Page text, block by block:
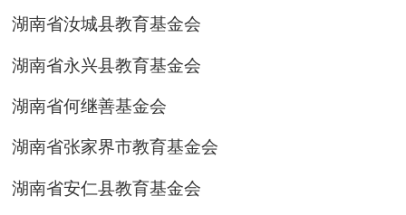
湖南省汝城县教育基金会
湖南省永兴县教育基金会
湖南省何继善基金会
湖南省张家界市教育基金会
湖南省安仁县教育基金会